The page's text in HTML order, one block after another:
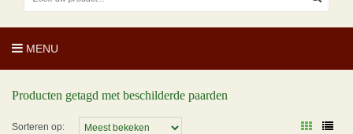
MENU
Producten getagd met beschilderde paarden
Sorteren op: